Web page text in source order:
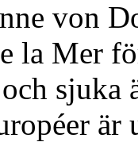
von
la Mer
är